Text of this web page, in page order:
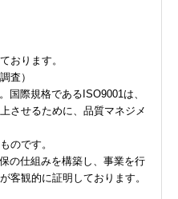
おります。
査）
国際規格であるISO9001は、
させるために、品質マネジメ
のです。
の仕組みを構築し、事業を行
客観的に証明しております。